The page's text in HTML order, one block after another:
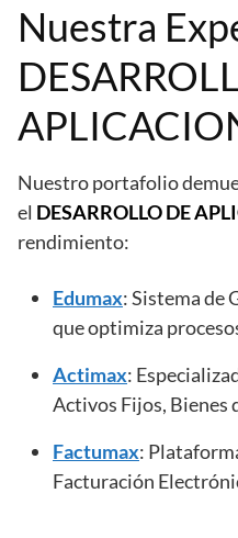
Nuestra
Nuestro portafolio
el DESARROLLO DE
rendimiento:
Edumax: Sistema de
que optimiza
Actimax:
Activos Fijos, Bienes
Factumax:
Facturación